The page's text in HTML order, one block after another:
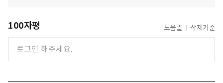
100자평 도움말 삭제기준